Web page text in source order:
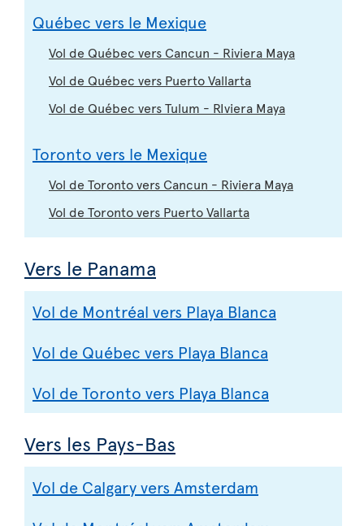
Québec vers le Mexique
Vol de Québec vers Cancun - Riviera Maya
Vol de Québec vers Puerto Vallarta
Vol de Québec vers Tulum - RIviera Maya
Toronto vers le Mexique
Vol de Toronto vers Cancun - Riviera Maya
Vol de Toronto vers Puerto Vallarta
Vers le Panama
Vol de Montréal vers Playa Blanca
Vol de Québec vers Playa Blanca
Vol de Toronto vers Playa Blanca
Vers les Pays-Bas
Vol de Calgary vers Amsterdam